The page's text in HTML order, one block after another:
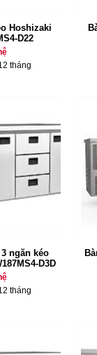
Hoshizaki
D22
tháng
ngăn kéo
D3D
tháng